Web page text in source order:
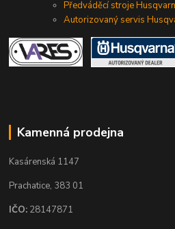
Předváděcí stroje
Autorizovaný servis
Kamenná prodejna
Kasárenská 1147
Prachatice, 383 01
IČO: 28147871